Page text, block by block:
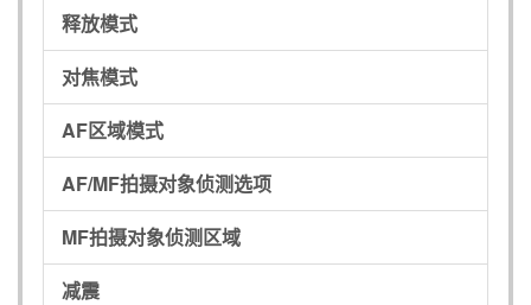
释放模式
对焦模式
AF区域模式
AF/MF拍摄对象侦测选项
MF拍摄对象侦测区域
减震